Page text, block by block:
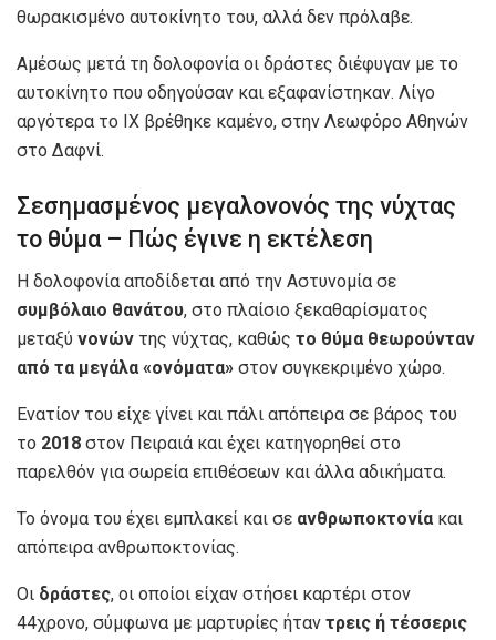
θωρακισμένο αυτοκίνητο του, αλλά δεν πρόλαβε.
Αμέσως μετά τη δολοφονία οι δράστες διέφυγαν με το
αυτοκίνητο που οδηγούσαν και εξαφανίστηκαν. Λίγο
αργότερα το ΙΧ βρέθηκε καμένο, στην Λεωφόρο Αθηνών
στο Δαφνί.
Σεσημασμένος μεγαλονονός της νύχτας
το θύμα – Πώς έγινε η εκτέλεση
Η δολοφονία αποδίδεται από την Αστυνομία σε
συμβόλαιο θανάτου, στο πλαίσιο ξεκαθαρίσματος
μεταξύ νονών της νύχτας, καθώς το θύμα θεωρούνταν
από τα μεγάλα «ονόματα» στον συγκεκριμένο χώρο.
Ενατίον του είχε γίνει και πάλι απόπειρα σε βάρος του
το 2018 στον Πειραιά και έχει κατηγορηθεί στο
παρελθόν για σωρεία επιθέσεων και άλλα αδικήματα.
Το όνομα του έχει εμπλακεί και σε ανθρωποκτονία και
απόπειρα ανθρωποκτονίας.
Οι δράστες, οι οποίοι είχαν στήσει καρτέρι στον
44χρονο, σύμφωνα με μαρτυρίες ήταν τρεις ή τέσσερις